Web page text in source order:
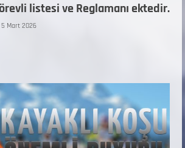
listesi ve Reglamanı ektedir.
5 Mart 2026